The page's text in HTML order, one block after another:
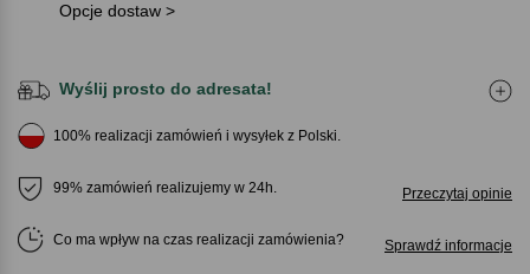
Opcje dostaw >
Wyślij prosto do adresata!
100% realizacji zamówień i wysyłek z Polski.
99% zamówień realizujemy w 24h. Przeczytaj opinie
Co ma wpływ na czas realizacji zamówienia Sprawdź informacje